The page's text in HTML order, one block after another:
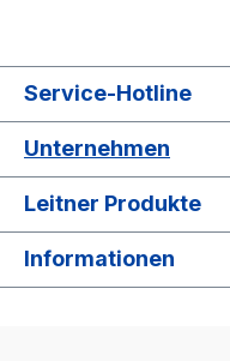
Service-Hotline
Unternehmen
Leitner Produkte
Informationen